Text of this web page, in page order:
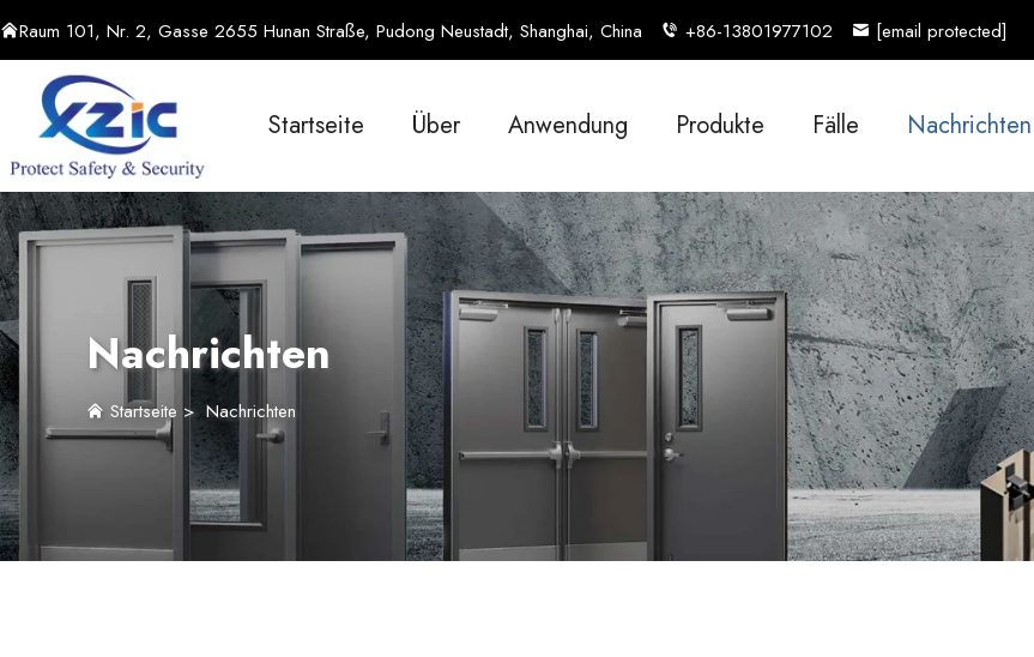
Raum 101, Nr. 2, Gasse 2655 Hunan Straße, Pudong Neustadt, Shanghai, China +86-13801977102 [email protected]
Startseite Über Anwendung Produkte Fälle Nachrichten
Nachrichten
Startseite > Nachrichten